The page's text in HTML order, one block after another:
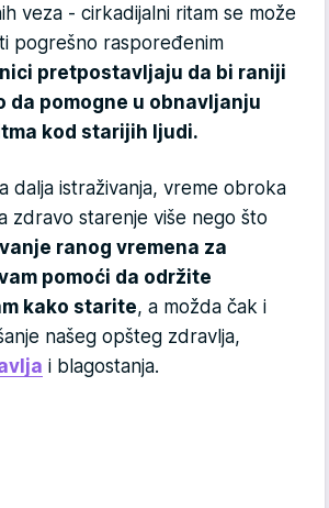
veza - cirkadijalni ritam se može
pogrešno raspoređenim
pretpostavljaju da bi raniji
da pomogne u obnavljanju
kod starijih ljudi.
dalja istraživanja, vreme obroka
zdravo starenje više nego što
ranog vremena za
pomoći da održite
kako starite, a možda čak i
našeg opšteg zdravlja,
i blagostanja.